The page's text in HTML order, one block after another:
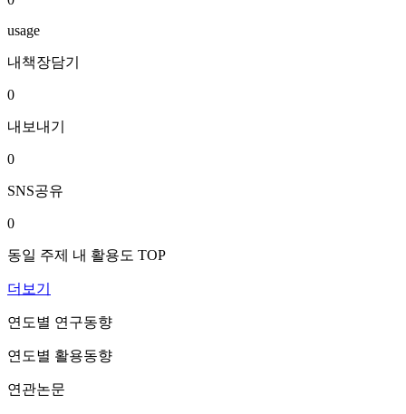
usage
내책장담기
0
내보내기
0
SNS공유
0
동일 주제 내 활용도 TOP
더보기
연도별 연구동향
연도별 활용동향
연관논문